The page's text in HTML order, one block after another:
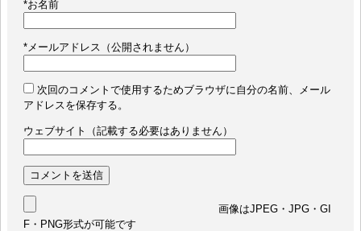
*お名前
* メールアドレス（公開されません）
次回のコメントで使用するためブラウザに自分の名前、メール
アドレスを保存する。
ウェブサイト（記載する必要はありません）
画像はJPEG・JPG・GI
F・PNG形式が可能です